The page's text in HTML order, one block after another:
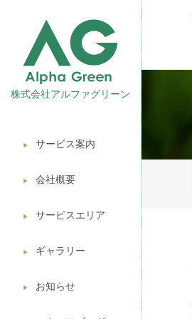
株式会社アルファグリーン
▶︎ サービス案内
▶︎ 会社概要
▶︎ サービスエリア
▶︎ ギャラリー
▶︎ お知らせ
観葉植物レンタル
壁面緑化
ギフト販売
造園ガーデニング
植木処分